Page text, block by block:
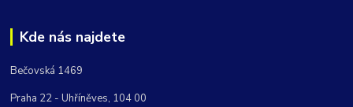
Kde nás najdete
Bečovská 1469
Praha 22 - Uhříněves, 104 00